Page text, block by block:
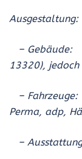
Ausgestaltung:
–
13320),
–
Perma, adp,
–